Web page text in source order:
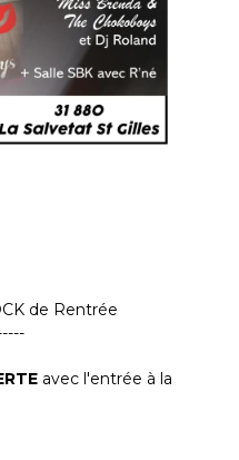
de Rentrée
avec l'entrée à la